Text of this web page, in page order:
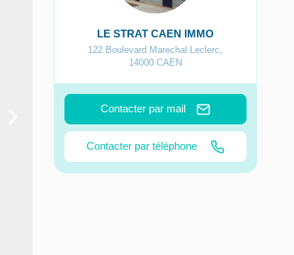
LE STRAT CAEN IMMO
122 Boulevard Marechal Leclerc,
14000 CAEN
Contacter par mail
Contacter par téléphone